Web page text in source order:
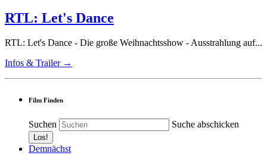
RTL: Let's Dance
RTL: Let's Dance - Die große Weihnachtsshow - Ausstrahlung auf...
Infos & Trailer →
Film Finden
Suchen Suche abschicken
Demnächst